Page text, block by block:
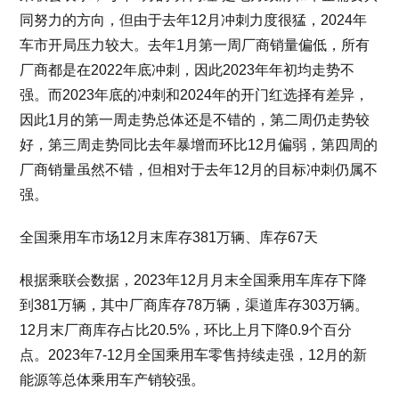
同努力的方向，但由于去年12月冲刺力度很猛，2024年
车市开局压力较大。去年1月第一周厂商销量偏低，所有
厂商都是在2022年底冲刺，因此2023年年初均走势不
强。而2023年底的冲刺和2024年的开门红选择有差异，
因此1月的第一周走势总体还是不错的，第二周仍走势较
好，第三周走势同比去年暴增而环比12月偏弱，第四周的
厂商销量虽然不错，但相对于去年12月的目标冲刺仍属不
强。
全国乘用车市场12月末库存381万辆、库存67天
根据乘联会数据，2023年12月月末全国乘用车库存下降
到381万辆，其中厂商库存78万辆，渠道库存303万辆。
12月末厂商库存占比20.5%，环比上月下降0.9个百分
点。2023年7-12月全国乘用车零售持续走强，12月的新
能源等总体乘用车产销较强。